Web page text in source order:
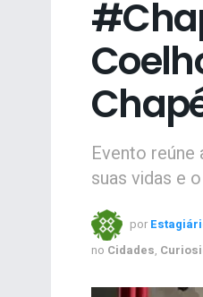
Evento
suas vidas e
por
no Cidades,